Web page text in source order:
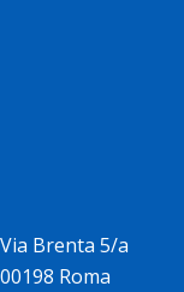
Via Brenta 5/a
00198 Roma